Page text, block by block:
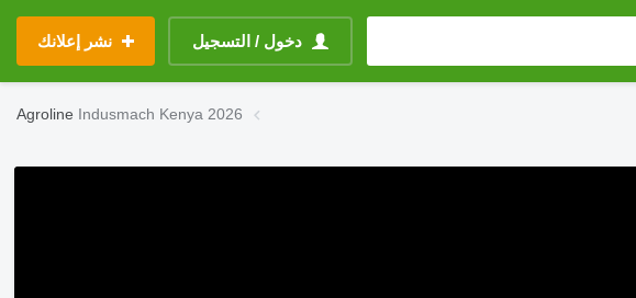
دخول / التسجيل نشر إعلانك
Agroline Indusmach Kenya 2026